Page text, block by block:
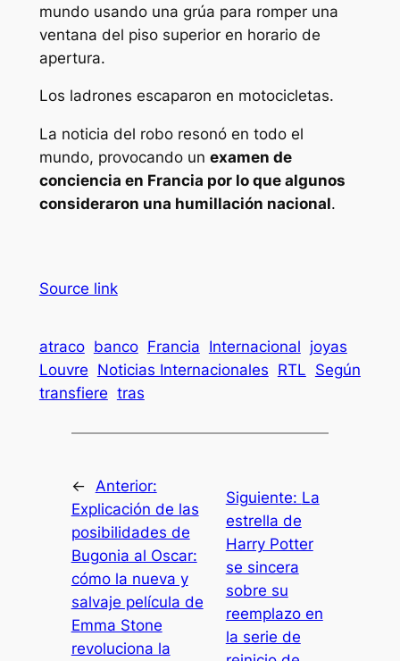
mundo usando una grúa para romper una
ventana del piso superior en horario de
apertura.
Los ladrones escaparon en motocicletas.
La noticia del robo resonó en todo el
mundo, provocando un examen de
conciencia en Francia por lo que algunos
consideraron una humillación nacional.
Source link
atraco banco Francia Internacional joyas
Louvre Noticias Internacionales RTL Según
transfiere tras
←
Anterior:
Explicación de las
posibilidades de
Bugonia al Oscar:
cómo la nueva y
salvaje película de
Emma Stone
revoluciona la
Siguiente: La
estrella de
Harry Potter
se sincera
sobre su
reemplazo en
la serie de